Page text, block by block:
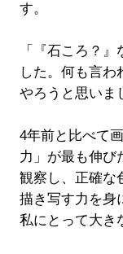
す。
「『石ころ？
した。何も言わ
やろうと思いま
4年前と比べて
力」が最も伸び
観察し、正確な
描き写す力を身
私にとって大き